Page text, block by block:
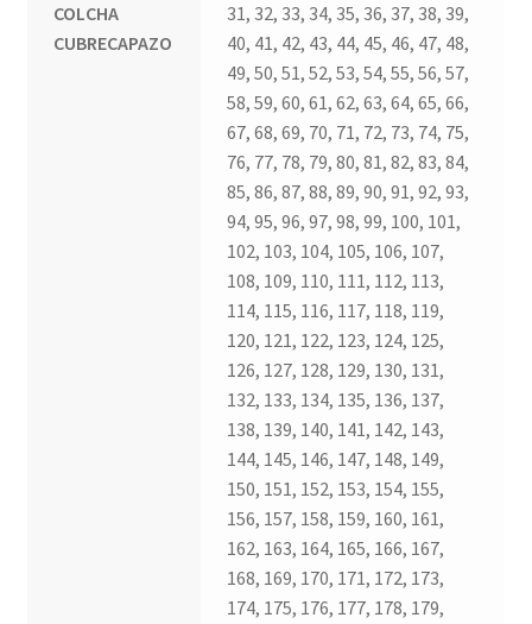
COLCHA
CUBRECAPAZO
31, 32, 33, 34, 35, 36, 37, 38, 39,
40, 41, 42, 43, 44, 45, 46, 47, 48,
49, 50, 51, 52, 53, 54, 55, 56, 57,
58, 59, 60, 61, 62, 63, 64, 65, 66,
67, 68, 69, 70, 71, 72, 73, 74, 75,
76, 77, 78, 79, 80, 81, 82, 83, 84,
85, 86, 87, 88, 89, 90, 91, 92, 93,
94, 95, 96, 97, 98, 99, 100, 101,
102, 103, 104, 105, 106, 107,
108, 109, 110, 111, 112, 113,
114, 115, 116, 117, 118, 119,
120, 121, 122, 123, 124, 125,
126, 127, 128, 129, 130, 131,
132, 133, 134, 135, 136, 137,
138, 139, 140, 141, 142, 143,
144, 145, 146, 147, 148, 149,
150, 151, 152, 153, 154, 155,
156, 157, 158, 159, 160, 161,
162, 163, 164, 165, 166, 167,
168, 169, 170, 171, 172, 173,
174, 175, 176, 177, 178, 179,